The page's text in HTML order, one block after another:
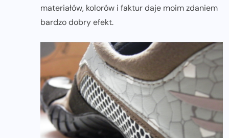
materiałów, kolorów i faktur daje moim zdaniem
bardzo dobry efekt.